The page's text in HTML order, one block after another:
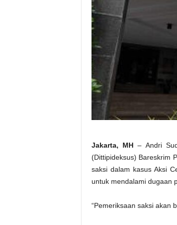
Jakarta, MH– Andri
(Dittipideksus) Bareskrim
saksi dalam kasus Aksi
untuk mendalami dugaan
“Pemeriksaan saksi akan